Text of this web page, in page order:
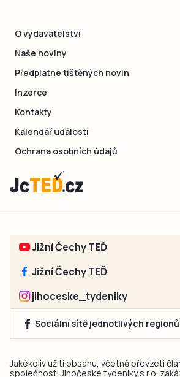
O vydavatelství
Naše noviny
Předplatné tištěných novin
Inzerce
Kontakty
Kalendář událostí
Ochrana osobních údajů
Jižní Čechy TEĎ
Jižní Čechy TEĎ
jihoceske_tydeniky
Sociální sítě jednotlivých
Jakékoliv užití obsahu, včetně převzetí
společnosti Jihočeské týdeníky s.r.o.